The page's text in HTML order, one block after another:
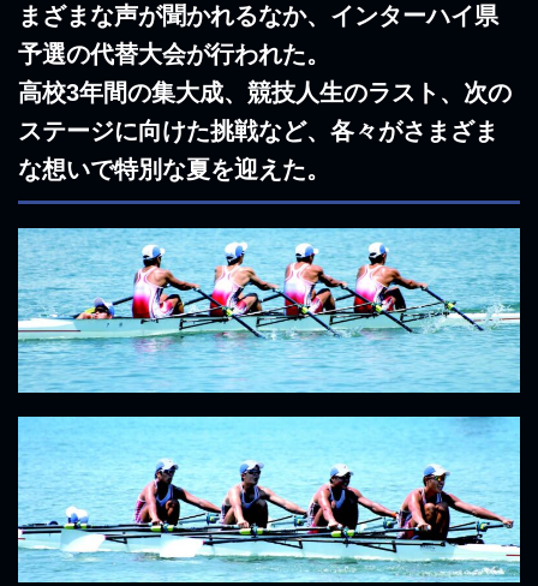
まざまな声が聞かれるなか、インターハイ県
予選の代替大会が行われた。
高校3年間の集大成、競技人生のラスト、次の
ステージに向けた挑戦など、各々がさまざま
な想いで特別な夏を迎えた。